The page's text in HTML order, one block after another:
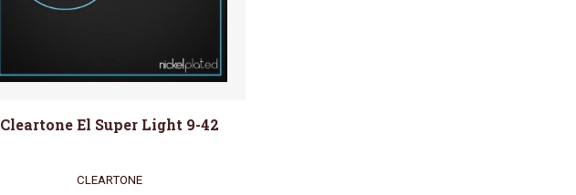
Cleartone El Super Light 9-42
CLEARTONE